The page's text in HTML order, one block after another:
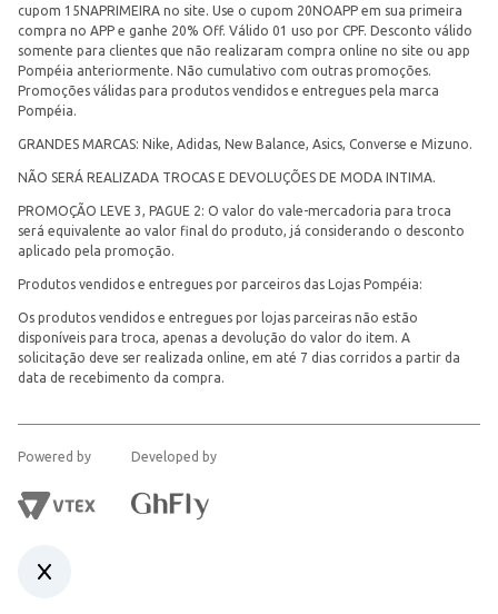
cupom 15NAPRIMEIRA no site. Use o cupom 20NOAPP em sua primeira
compra no APP e ganhe 20% Off. Válido 01 uso por CPF. Desconto válido
somente para clientes que não realizaram compra online no site ou app
Pompéia anteriormente. Não cumulativo com outras promoções.
Promoções válidas para produtos vendidos e entregues pela marca
Pompéia.
GRANDES MARCAS: Nike, Adidas, New Balance, Asics, Converse e Mizuno.
NÃO SERÁ REALIZADA TROCAS E DEVOLUÇÕES DE MODA INTIMA.
PROMOÇÃO LEVE 3, PAGUE 2: O valor do vale-mercadoria para troca
será equivalente ao valor final do produto, já considerando o desconto
aplicado pela promoção.
Produtos vendidos e entregues por parceiros das Lojas Pompéia:
Os produtos vendidos e entregues por lojas parceiras não estão
disponíveis para troca, apenas a devolução do valor do item. A
solicitação deve ser realizada online, em até 7 dias corridos a partir da
data de recebimento da compra.
Powered by Developed by